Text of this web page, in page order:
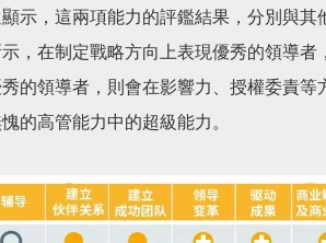
示，這兩項能力的評鑑結果，分別與
，在制定戰略方向上表現優秀的領導
的領導者，則會在影響力、授權委責
的高管能力中的超級能力。